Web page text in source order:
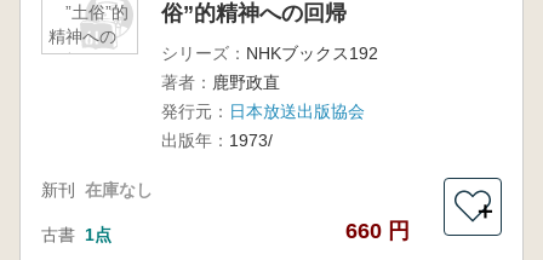
”土俗”的
精神への
回帰
俗”的精神への回帰
シリーズ： NHKブックス192
著者： 鹿野政直
発行元： 日本放送出版協会
出版年： 1973/
新刊 在庫なし
古書 1点 660 円
＋